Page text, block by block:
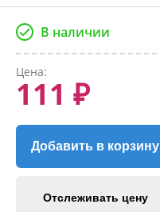
В наличии
Цена:
111 ₽
Добавить в корзину
Отслеживать цену